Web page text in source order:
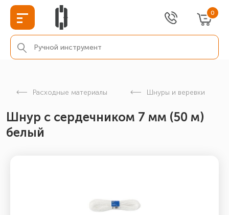
0
Расходные материалы Шнуры и веревки
Шнур с сердечником 7 мм (50 м)
белый